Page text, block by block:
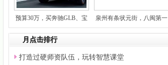
预算30万，买奔驰GLB、宝
马
泉州有条状元街，八闽第一
街，找
月点击排行
打造过硬师资队伍，玩转智慧课堂